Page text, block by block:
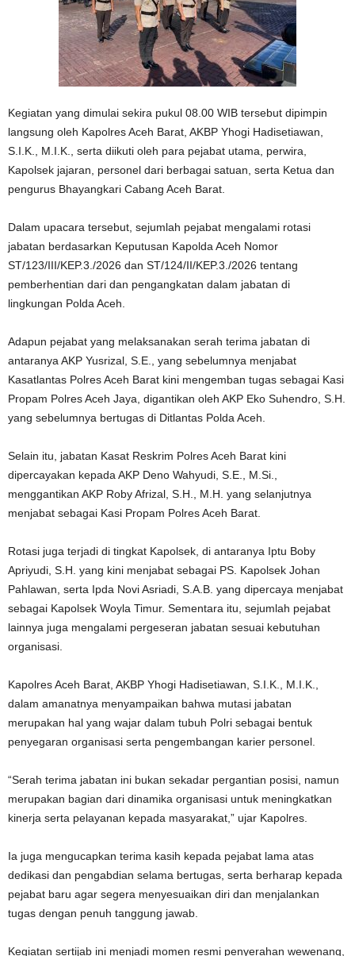
Kegiatan yang dimulai sekira pukul 08.00 WIB tersebut dipimpin
langsung oleh Kapolres Aceh Barat, AKBP Yhogi Hadisetiawan,
S.I.K., M.I.K., serta diikuti oleh para pejabat utama, perwira,
Kapolsek jajaran, personel dari berbagai satuan, serta Ketua dan
pengurus Bhayangkari Cabang Aceh Barat.
Dalam upacara tersebut, sejumlah pejabat mengalami rotasi
jabatan berdasarkan Keputusan Kapolda Aceh Nomor
ST/123/III/KEP.3./2026 dan ST/124/II/KEP.3./2026 tentang
pemberhentian dari dan pengangkatan dalam jabatan di
lingkungan Polda Aceh.
Adapun pejabat yang melaksanakan serah terima jabatan di
antaranya AKP Yusrizal, S.E., yang sebelumnya menjabat
Kasatlantas Polres Aceh Barat kini mengemban tugas sebagai Kasi
Propam Polres Aceh Jaya, digantikan oleh AKP Eko Suhendro, S.H.
yang sebelumnya bertugas di Ditlantas Polda Aceh.
Selain itu, jabatan Kasat Reskrim Polres Aceh Barat kini
dipercayakan kepada AKP Deno Wahyudi, S.E., M.Si.,
menggantikan AKP Roby Afrizal, S.H., M.H. yang selanjutnya
menjabat sebagai Kasi Propam Polres Aceh Barat.
Rotasi juga terjadi di tingkat Kapolsek, di antaranya Iptu Boby
Apriyudi, S.H. yang kini menjabat sebagai PS. Kapolsek Johan
Pahlawan, serta Ipda Novi Asriadi, S.A.B. yang dipercaya menjabat
sebagai Kapolsek Woyla Timur. Sementara itu, sejumlah pejabat
lainnya juga mengalami pergeseran jabatan sesuai kebutuhan
organisasi.
Kapolres Aceh Barat, AKBP Yhogi Hadisetiawan, S.I.K., M.I.K.,
dalam amanatnya menyampaikan bahwa mutasi jabatan
merupakan hal yang wajar dalam tubuh Polri sebagai bentuk
penyegaran organisasi serta pengembangan karier personel.
“Serah terima jabatan ini bukan sekadar pergantian posisi, namun
merupakan bagian dari dinamika organisasi untuk meningkatkan
kinerja serta pelayanan kepada masyarakat,” ujar Kapolres.
Ia juga mengucapkan terima kasih kepada pejabat lama atas
dedikasi dan pengabdian selama bertugas, serta berharap kepada
pejabat baru agar segera menyesuaikan diri dan menjalankan
tugas dengan penuh tanggung jawab.
Kegiatan sertijab ini menjadi momen resmi penyerahan wewenang,